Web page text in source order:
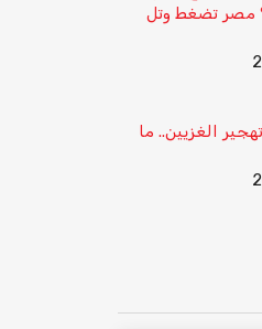
مصر تضغط وتل
الغزيين.. ما